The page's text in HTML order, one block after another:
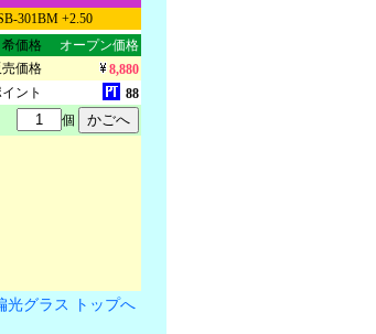
301BM +2.50
希価格
オープン価格
価格
8,880
ント
88
個
光グラス トップへ